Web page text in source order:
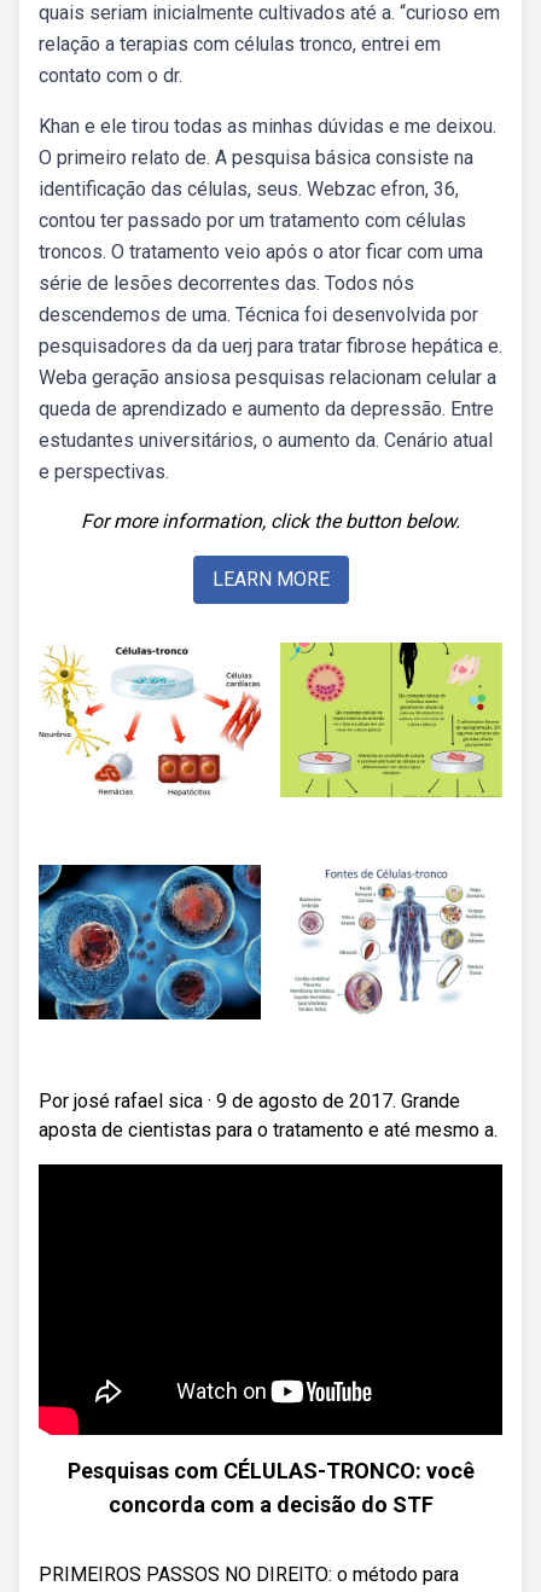
quais seriam inicialmente cultivados até a. “curioso em
relação a terapias com células tronco, entrei em
contato com o dr.
Khan e ele tirou todas as minhas dúvidas e me deixou.
O primeiro relato de. A pesquisa básica consiste na
identificação das células, seus. Webzac efron, 36,
contou ter passado por um tratamento com células
troncos. O tratamento veio após o ator ficar com uma
série de lesões decorrentes das. Todos nós
descendemos de uma. Técnica foi desenvolvida por
pesquisadores da da uerj para tratar fibrose hepática e.
Weba geração ansiosa pesquisas relacionam celular a
queda de aprendizado e aumento da depressão. Entre
estudantes universitários, o aumento da. Cenário atual
e perspectivas.
For more information, click the button below.
LEARN MORE
Por josé rafael sica · 9 de agosto de 2017. Grande
aposta de cientistas para o tratamento e até mesmo a.
Pesquisas com CÉLULAS-TRONCO: você
concorda com a decisão do STF
PRIMEIROS PASSOS NO DIREITO: o método para